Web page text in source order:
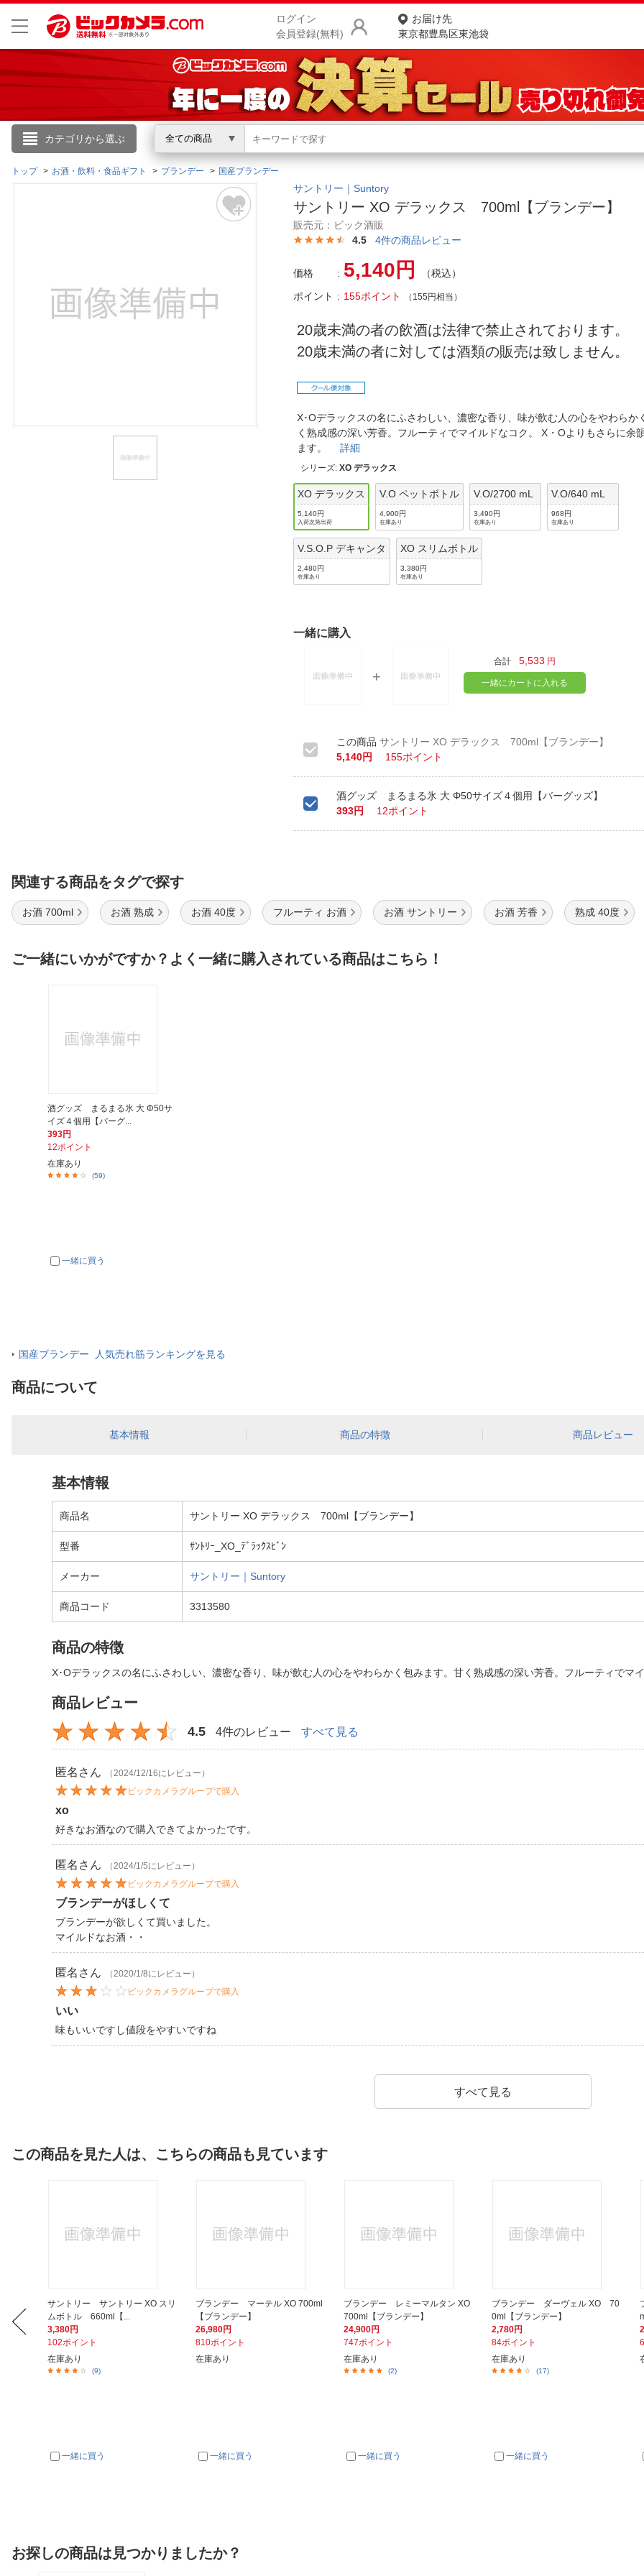
ログイン
会員登録(無料)
お届け先
東京都豊島区東池袋
カテゴリから選ぶ 全ての商品
こんにちは
ログイン
閲覧履歴
商品をさがす
ランキングからさがす
カテゴリ一覧からさがす
お客様サポート
ご利用ガイド
よくある質問・お問合せ
ご利用規約
トップ お酒・飲料・食品ギフト ブランデー 国産ブランデー
サントリー｜Suntory
サントリー XO デラックス 700ml【ブランデー】
販売元：ビック酒販
4.5
4件の商品レビュー
価格 5,140円
（税込）
ポイント
155ポイント （155円相当）
20歳未満の者の飲酒は法律で禁止されております。
20歳未満の者に対しては酒類の販売は致しません。
X･Oデラックスの名にふさわしい、濃密な香り、味が飲む人の心をやわらか
く熟成感の深い芳香。フルーティでマイルドなコク。 X・Oよりもさらに余
ます。詳細
シリーズ:XO デラックス
XO デラックス
5,140円
入荷次第出荷
V.O ペットボトル
4,900円
在庫あり
V.O/2700 mL
3,490円
在庫あり
V.O/640 mL
968円
在庫あり
V.S.O.P デキャンタ
2,480円
在庫あり
XO スリムボトル
3,380円
在庫あり
一緒に購入
合計 5,533 円
一緒にカートに入れる
サントリー XO デラックス 700ml【ブランデー】
5,140円
155ポイント
酒グッズ まるまる氷 大 Φ50サイズ４個用【バーグッズ】
393円
12ポイント
関連する商品をタグで探す
お酒 700ml お酒 熟成 お酒 40度 フルーティ お酒 お酒 サントリー お酒 芳香 熟成 40度
ご一緒にいかがですか？よく一緒に購入されている商品はこちら！
酒グッズ まるまる氷 大 Φ50サ
イズ４個用【バーグ...
393円
12ポイント
在庫あり
(59)
一緒に買う
国産ブランデー 人気売れ筋ランキングを見る
商品について
基本情報 商品の特徴 商品レビュー
基本情報
商品名 サントリー XO デラックス 700ml【ブランデー】
型番 ｻﾝﾄﾘｰ_XO_ﾃﾞﾗｯｸｽﾋﾞﾝ
メーカー サントリー｜Suntory
商品コード 3313580
商品の特徴
X･Oデラックスの名にふさわしい、濃密な香り、味が飲む人の心をやわらかく包みます。甘く熟成感の深い芳香。フルーティでマ
商品レビュー
4.5 4件のレビュー すべて見る
匿名 さん
（2024/12/16にレビュー）
ビックカメラグループで購入
xo
好きなお酒なので購入できてよかったです。
匿名 さん
（2024/1/5にレビュー）
ビックカメラグループで購入
ブランデーがほしくて
ブランデーが欲しくて買いました。
マイルドなお酒・・
匿名 さん
（2020/1/8にレビュー）
ビックカメラグループで購入
いい
味もいいですし値段をやすいですね
すべて見る
この商品を見た人は、こちらの商品も見ています
サントリー サントリー XO スリ
ムボトル 660ml【...
3,380円
102ポイント
在庫あり
(9)
一緒に買う
ブランデー マーテル XO 700ml
【ブランデー】
26,980円
810ポイント
在庫あり
一緒に買う
ブランデー レミーマルタン XO
700ml【ブランデー】
24,900円
747ポイント
在庫あり
(2)
一緒に買う
ブランデー ダーヴェル XO 70
0ml【ブランデー】
2,780円
84ポイント
在庫あり
(17)
一緒に買う
お探しの商品は見つかりましたか？